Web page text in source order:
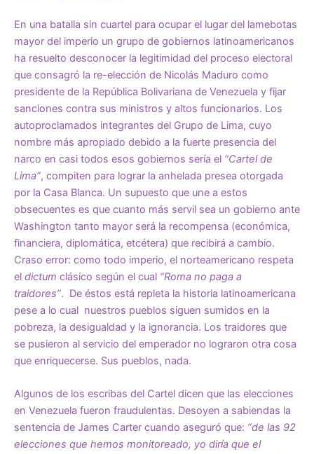
En una batalla sin cuartel para ocupar el lugar del lamebotas
mayor del imperio un grupo de gobiernos latinoamericanos
ha resuelto desconocer la legitimidad del proceso electoral
que consagró la re-elección de Nicolás Maduro como
presidente de la República Bolivariana de Venezuela y fijar
sanciones contra sus ministros y altos funcionarios. Los
autoproclamados integrantes del Grupo de Lima, cuyo
nombre más apropiado debido a la fuerte presencia del
narco en casi todos esos gobiernos sería el “Cartel de
Lima”, compiten para lograr la anhelada presea otorgada
por la Casa Blanca. Un supuesto que une a estos
obsecuentes es que cuanto más servil sea un gobierno ante
Washington tanto mayor será la recompensa (económica,
financiera, diplomática, etcétera) que recibirá a cambio.
Craso error: como todo imperio, el norteamericano respeta
el dictum clásico según el cual “Roma no paga a
traidores”. De éstos está repleta la historia latinoamericana
pese a lo cual nuestros pueblos siguen sumidos en la
pobreza, la desigualdad y la ignorancia. Los traidores que
se pusieron al servicio del emperador no lograron otra cosa
que enriquecerse. Sus pueblos, nada.
Algunos de los escribas del Cartel dicen que las elecciones
en Venezuela fueron fraudulentas. Desoyen a sabiendas la
sentencia de James Carter cuando aseguró que: “de las 92
elecciones que hemos monitoreado, yo diría que el